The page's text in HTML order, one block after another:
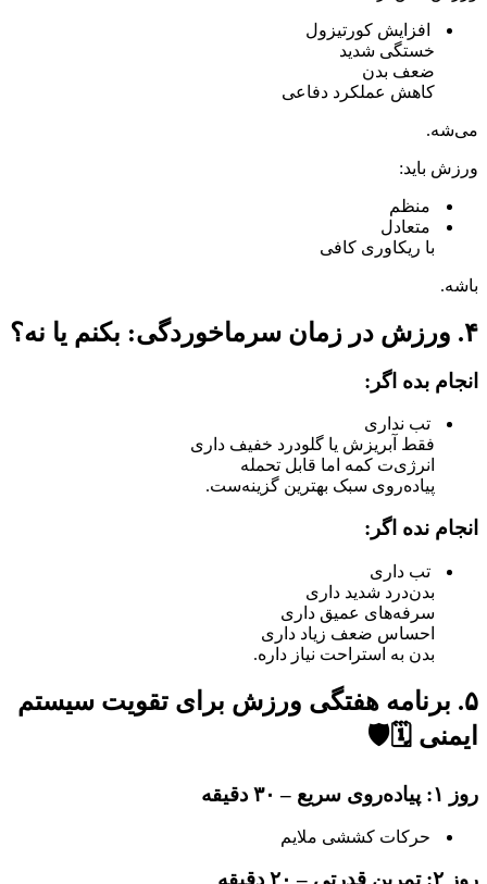
افزایش کورتیزول
خستگی شدید
ضعف بدن
کاهش عملکرد دفاعی
می‌شه.
ورزش باید:
منظم
متعادل
با ریکاوری کافی
باشه.
۴. ورزش در زمان سرماخوردگی: بکنم یا نه؟
انجام بده اگر:
تب نداری
فقط آبریزش یا گلودرد خفیف داری
انرژی‌ت کمه اما قابل تحمله
پیاده‌روی سبک بهترین گزینه‌ست.
انجام نده اگر:
تب داری
بدن‌درد شدید داری
سرفه‌های عمیق داری
احساس ضعف زیاد داری
بدن به استراحت نیاز داره.
۵. برنامه هفتگی ورزش برای تقویت سیستم
ایمنی 🗓🛡
روز ۱: پیاده‌روی سریع – ۳۰ دقیقه
حرکات کششی ملایم
روز ۲: تمرین قدرتی – ۲۰ دقیقه